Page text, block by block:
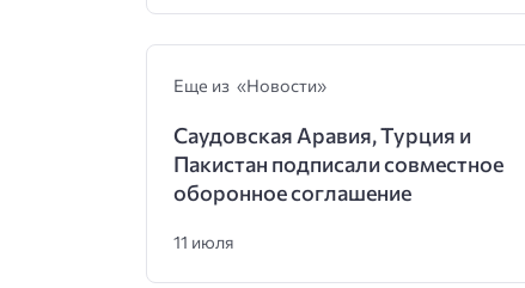
Еще из «Новости»
Саудовская Аравия, Турция и
Пакистан подписали совместное
оборонное соглашение
11 июля